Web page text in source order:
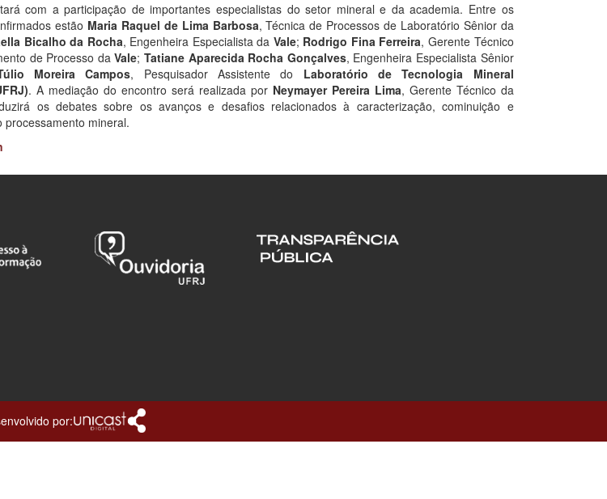
com a participação de importantes especialistas do setor mineral e da academia. Entre os
estão Maria Raquel de Lima Barbosa, Técnica de Processos de Laboratório Sênior da
Bicalho da Rocha, Engenheira Especialista da Vale; Rodrigo Fina Ferreira, Gerente Técnico
de Processo daVale;Tatiane Aparecida Rocha Gonçalves, Engenheira Especialista Sênior
Moreira Campos, Pesquisador Assistente do Laboratório de Tecnologia Mineral
. A mediação do encontro será realizada por Neymayer Pereira Lima, Gerente Técnico da
os debates sobre os avanços e desafios relacionados à caracterização, cominuição e
processamento mineral.
por: